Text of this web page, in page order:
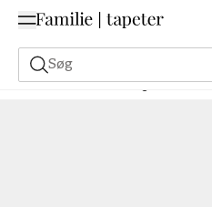
Søg
Malerfarve Bestilling Udfra NCS